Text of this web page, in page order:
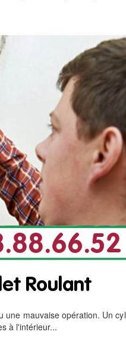
mauvaise opération. Un
à l'intérieur...